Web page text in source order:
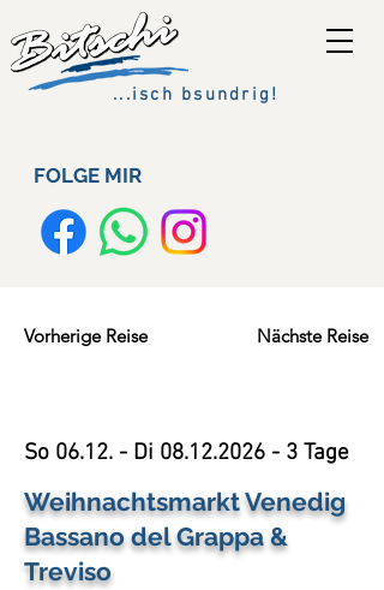
...isch bsundrig!
FOLGE MIR
Vorherige Reise Nächste Reise
So 06.12. - Di 08.12.2026 - 3 Tage
Weihnachtsmarkt Venedig
Bassano del Grappa &
Treviso